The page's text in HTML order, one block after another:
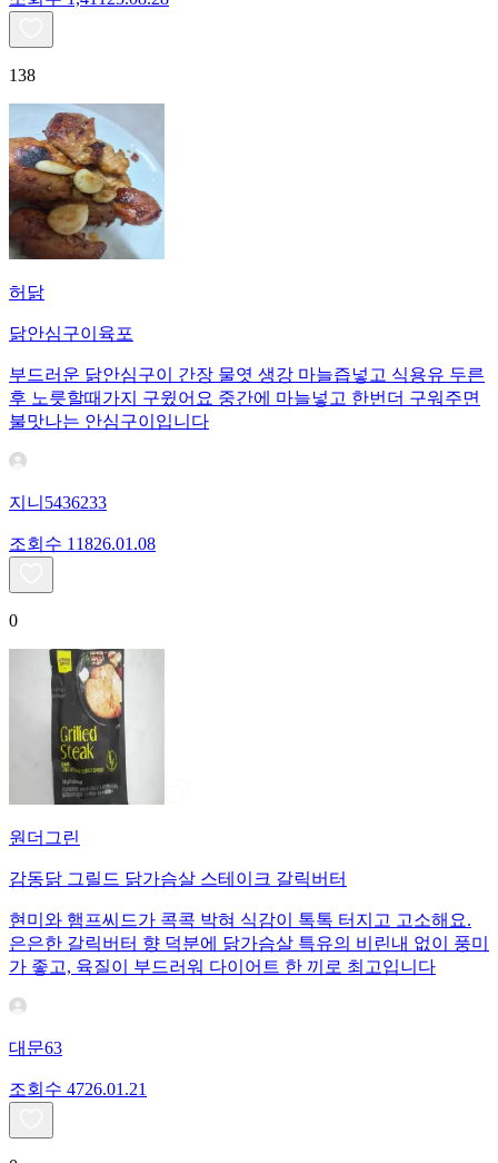
138
허닭
닭안심구이육포
부드러운 닭안심구이 간장 물엿 생강 마늘즙넣고 식용유 두른
후 노릇할때가지 구윘어요 중간에 마늘넣고 한번더 구워주면
불맛나는 안심구이입니다
지니5436233
조회수 11826.01.08
0
원더그린
감동닭 그릴드 닭가슴살 스테이크 갈릭버터
현미와 햄프씨드가 콕콕 박혀 식감이 톡톡 터지고 고소해요.
은은한 갈릭버터 향 덕분에 닭가슴살 특유의 비린내 없이 풍미
가 좋고, 육질이 부드러워 다이어트 한 끼로 최고입니다
대문63
조회수 4726.01.21